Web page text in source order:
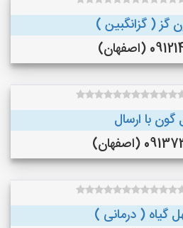
گز ( گزانگبین )
(اصفهان)
با ارسال
(اصفهان)
گیاه ( درمانی )